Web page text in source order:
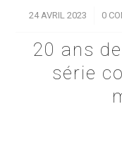
24 AVRIL 2023
/ 0
20 ans
série